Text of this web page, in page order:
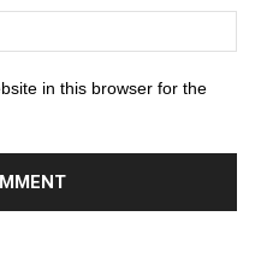
in this browser for the